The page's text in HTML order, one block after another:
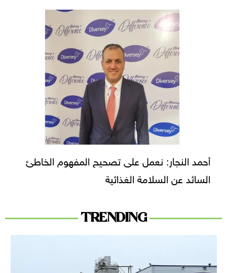
أحمد النجار: نعمل على تصحيح المفهوم الخاطئ
السائد عن السلامة الغذائية
TRENDING